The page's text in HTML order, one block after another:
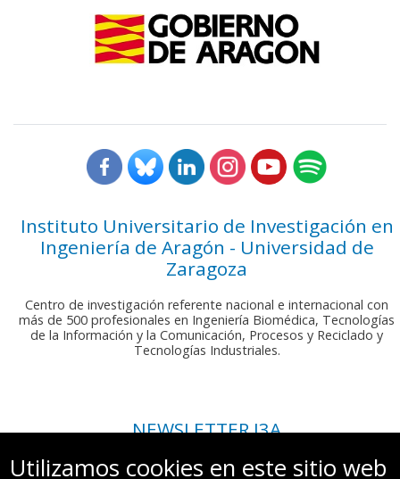
Instituto Universitario de Investigación en
Ingeniería de Aragón - Universidad de
Zaragoza
Centro de investigación referente nacional e internacional con
más de 500 profesionales en Ingeniería Biomédica, Tecnologías
de la Información y la Comunicación, Procesos y Reciclado y
Tecnologías Industriales.
NEWSLETTER I3A
Si deseas recibir nuestro boletín mensual, envíanos un correo a:
comunicacion.i3a@unizar.es
Utilizamos cookies en este sitio web